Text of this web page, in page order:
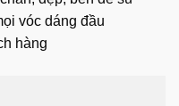
vóc dáng đầu
hàng